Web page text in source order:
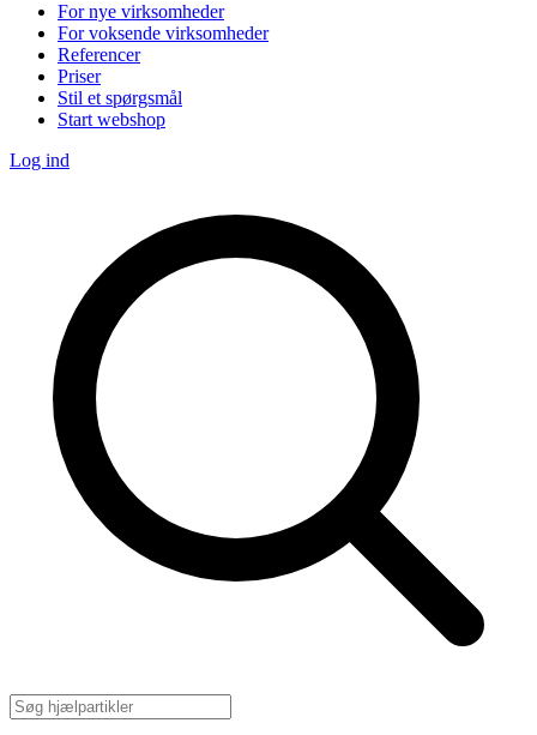
For nye virksomheder
For voksende virksomheder
Referencer
Priser
Stil et spørgsmål
Start webshop
Log ind